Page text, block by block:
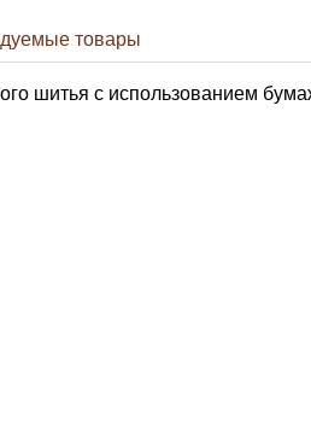
товары
шитья с использованием